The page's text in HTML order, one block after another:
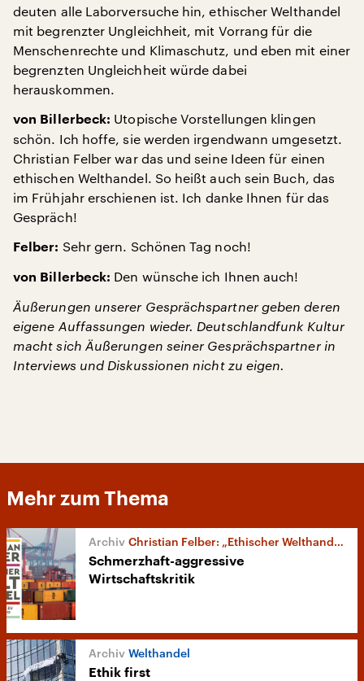
deuten alle Laborversuche hin, ethischer Welthandel
mit begrenzter Ungleichheit, mit Vorrang für die
Menschenrechte und Klimaschutz, und eben mit einer
begrenzten Ungleichheit würde dabei
herauskommen.
von Billerbeck: Utopische Vorstellungen klingen
schön. Ich hoffe, sie werden irgendwann umgesetzt.
Christian Felber war das und seine Ideen für einen
ethischen Welthandel. So heißt auch sein Buch, das
im Frühjahr erschienen ist. Ich danke Ihnen für das
Gespräch!
Felber: Sehr gern. Schönen Tag noch!
von Billerbeck: Den wünsche ich Ihnen auch!
Äußerungen unserer Gesprächspartner geben deren
eigene Auffassungen wieder. Deutschlandfunk Kultur
macht sich Äußerungen seiner Gesprächspartner in
Interviews und Diskussionen nicht zu eigen.
Mehr zum Thema
Christian Felber: „Ethischer Welthandel“
Schmerzhaft-aggressive
Wirtschaftskritik
Welthandel
Ethik first